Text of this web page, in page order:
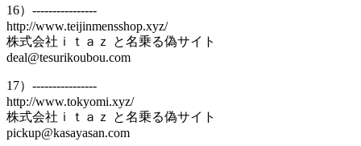
16）----------------
http://www.teijinmensshop.xyz/
株式会社ｉｔａｚ と名乗る偽サイト
deal@tesurikoubou.com
17）----------------
http://www.tokyomi.xyz/
株式会社ｉｔａｚ と名乗る偽サイト
pickup@kasayasan.com